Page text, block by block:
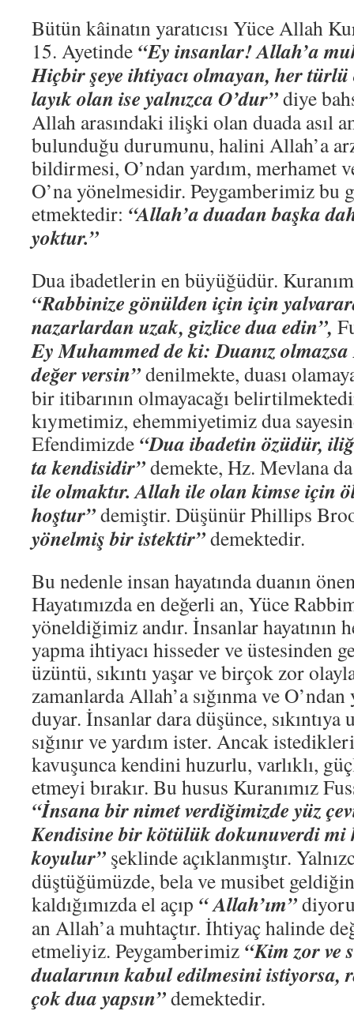
Bütün kâinatın yaratıcısı Yüce Allah
15. Ayetinde “Ey insanlar! Allah’a
Hiçbir şeye ihtiyacı olmayan, her türlü
layık olan ise yalnızca O’dur”diye
Allah arasındaki ilişki olan duada asıl
bulunduğu durumunu, halini Allah’a arz
bildirmesi, O’ndan yardım, merhamet
O’na yönelmesidir. Peygamberimiz bu
etmektedir: “Allah’a duadan başka
yoktur.”
Dua ibadetlerin en büyüğüdür.
“Rabbinize gönülden için için
nazarlardan uzak, gizlice dua edin”,
Ey Muhammed de ki: Duanız
değer versin”denilmekte, duası
bir itibarının olmayacağı
kıymetimiz, ehemmiyetimiz dua
Efendimizde “Dua ibadetin özüdür,
ta kendisidir”demekte, Hz. Mevlana
ile olmaktır. Allah ile olan kimse için
hoştur”demiştir. Düşünür Phillips
yönelmiş bir istektir”demektedir.
Bu nedenle insan hayatında duanın
Hayatımızda en değerli an, Yüce
yöneldiğimiz andır. İnsanlar hayatının
yapma ihtiyacı hisseder ve üstesinden
üzüntü, sıkıntı yaşar ve birçok zor
zamanlarda Allah’a sığınma ve
duyar. İnsanlar dara düşünce, sıkıntıya
sığınır ve yardım ister. Ancak
kavuşunca kendini huzurlu, varlıklı,
etmeyi bırakır. Bu husus Kuranımız
“İnsana bir nimet verdiğimizde yüz
Kendisine bir kötülük dokunuverdi mi
koyulur” şeklinde açıklanmıştır.
düştüğümüzde, bela ve musibet
kaldığımızda el açıp “ Allah’ım”
an Allah’a muhtaçtır. İhtiyaç halinde
etmeliyiz. Peygamberimiz “Kim zor ve
dualarının kabul edilmesini istiyorsa,
çok dua yapsın”demektedir.